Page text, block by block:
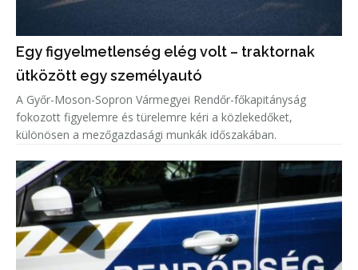
Egy figyelmetlenség elég volt – traktornak
ütközött egy személyautó
A Győr-Moson-Sopron Vármegyei Rendőr-főkapitányság
fokozott figyelemre és türelemre kéri a közlekedőket,
különösen a mezőgazdasági munkák időszakában.